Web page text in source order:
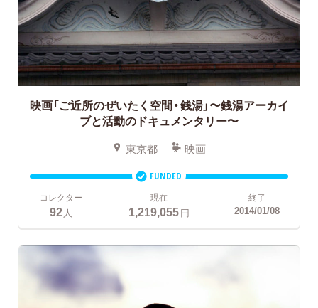
映画「ご近所のぜいたく空間・銭湯」〜銭湯アーカイ
ブと活動のドキュメンタリー〜
東京都 映画
FUNDED
コレクター
92 人
現在
1,219,055円
終了
2014/01/08